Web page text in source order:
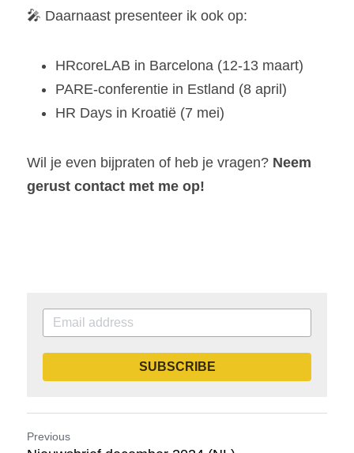
🎤 Daarnaast presenteer ik ook op:
HRcoreLAB in Barcelona (12-13 maart)
PARE-conferentie in Estland (8 april)
HR Days in Kroatië (7 mei)
Wil je even bijpraten of heb je vragen? Neem
gerust contact met me op!
SUBSCRIBE
Previous